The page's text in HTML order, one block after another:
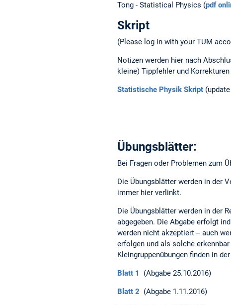
Tong - Statistical Physics (pdf
Skript
(Please log in with your TUM
Notizen werden hier nach
kleine) Tippfehler und
Statistische Physik Skript
Übungsblätter:
Bei Fragen oder Problemen zum
Die Übungsblätter werden in der
immer hier verlinkt.
Die Übungsblätter werden in der
abgegeben. Die Abgabe erfolgt
werden nicht akzeptiert -- auch
erfolgen und als solche
Kleingruppenübungen finden in
Blatt 1 (Abgabe 25.10.2016)
Blatt 2 (Abgabe 1.11.2016)